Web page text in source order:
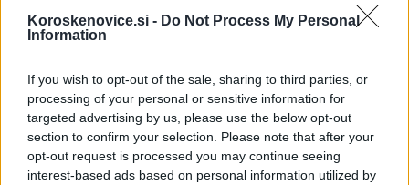
Koroskenovice.si - Do Not Process My Personal
Information
If you wish to opt-out of the sale, sharing to third parties, or
processing of your personal or sensitive information for
targeted advertising by us, please use the below opt-out
section to confirm your selection. Please note that after your
opt-out request is processed you may continue seeing
interest-based ads based on personal information utilized by
Turnir bo prava paša za oči, zato vabljeni kot tekmovalci
ali zgolj kot gledalci.